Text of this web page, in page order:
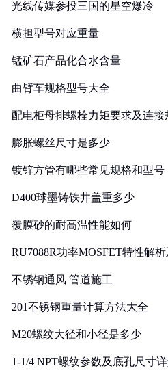
光线传媒参投三国的星空爆冷
横担型号对应重量
锰矿石产品化合水含量
曲臂车规格型号大全
配电柜母排螺栓力矩要求及连接
膨胀螺丝尺寸是多少
镀锌方管有哪些常见规格和型号
D400球墨铸铁井盖重多少
覆膜砂的耐高温性能如何
RU7088R功率MOSFET特性解
不锈钢通风 管道施工
201不锈钢重量计算方法大全
M20螺纹大径和小径是多少
1-1/4 NPT螺纹参数及底孔尺寸